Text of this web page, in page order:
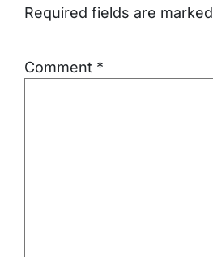
Required fields are marked
Comment *